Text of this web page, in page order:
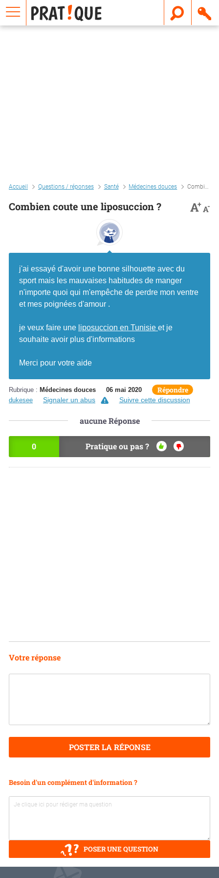
Accueil Questions / réponses Santé Médecines douces Combien coute une liposuccion ?
Combien coute une liposuccion ? A+A-
j'ai essayé d'avoir une bonne silhouette avec du
sport mais les mauvaises habitudes de manger
n'importe quoi qui m'empêche de perdre mon ventre
et mes poignées d'amour .
je veux faire une liposuccion en Tunisie et je
souhaite avoir plus d'informations
Merci pour votre aide
Rubrique : Médecines douces 06 mai 2020 Répondre
dukesee Signaler un abus Suivre cette discussion
aucuneRéponse
0 Pratique ou pas ?
OU
I
NO
Votre réponse
POSTER LA RÉPONSE
Besoin d'un complément d'information ?
POSER UNE QUESTION
E
m
a